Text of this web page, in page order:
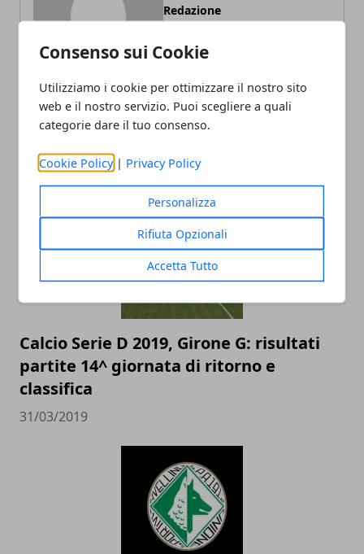
Consenso sui Cookie
Utilizziamo i cookie per ottimizzare il nostro sito
web e il nostro servizio. Puoi scegliere a quali
categorie dare il tuo consenso.
Cookie Policy | Privacy Policy
Personalizza
Rifiuta Opzionali
Accetta Tutto
Redazione
ARTICOLI CORRELATI
Calcio Serie D 2019, Girone G: risultati
partite 14^ giornata di ritorno e
classifica
31/03/2019